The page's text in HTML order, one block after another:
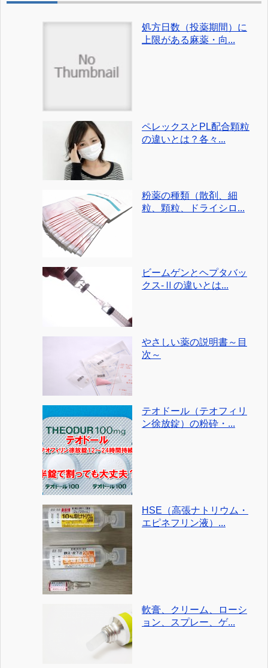
処方日数（投薬期間）に
上限がある麻薬・向...
ペレックスとPL配合顆粒
の違いとは？各々...
粉薬の種類（散剤、細
粒、顆粒、ドライシロ...
ビームゲンとヘプタバッ
クス-Ⅱの違いとは...
やさしい薬の説明書～目
次～
テオドール（テオフィリ
ン徐放錠）の粉砕・...
HSE（高張ナトリウム・
エピネフリン液）...
軟膏、クリーム、ローシ
ョン、スプレー、ゲ...